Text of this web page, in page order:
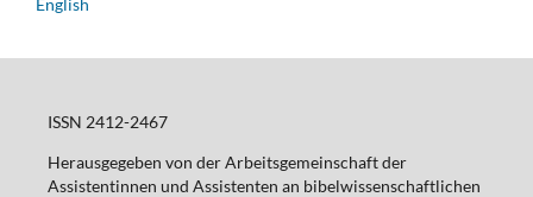
ISSN 2412-2467
Herausgegeben von der Arbeitsgemeinschaft der
Assistentinnen und Assistenten an bibelwissenschaftlichen